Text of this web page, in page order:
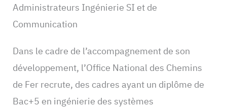
Administrateurs Ingénierie SI et de
Communication
Dans le cadre de l’accompagnement de son
développement, l’Office National des Chemins
de Fer recrute, des cadres ayant un diplôme de
Bac+5 en ingénierie des systèmes